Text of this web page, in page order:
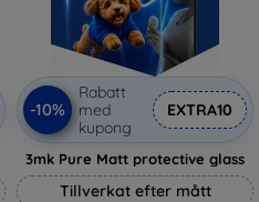
-10%
Rabatt
med
kupong
EXTRA10
3mk Pure Matt protective glass
Tillverkat efter mått